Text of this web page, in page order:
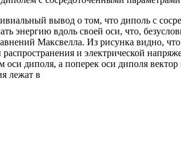
вывод о том, что диполь с
энергию вдоль своей оси, что,
Максвелла. Из рисунка видно,
и электрической
оси диполя, а поперек оси диполя
лежат в